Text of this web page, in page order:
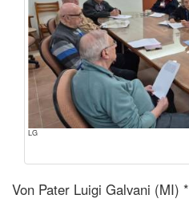
LG
Von Pater Luigi Galvani (MI) *